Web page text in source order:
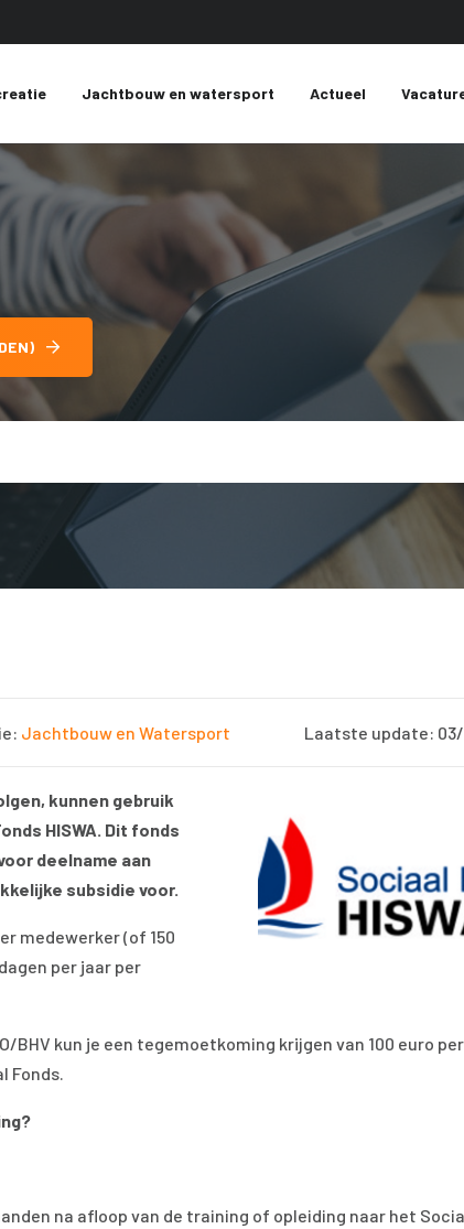
Jachtbouw en watersport Actueel
Jachtbouw en Watersport Laatste update:
kunnen gebruik
HISWA. Dit fonds
deelname aan
subsidie voor.
medewerker (of 150
per jaar per
kun je een tegemoetkoming krijgen van 100 euro per
Fonds.
na afloop van de training of opleiding naar het